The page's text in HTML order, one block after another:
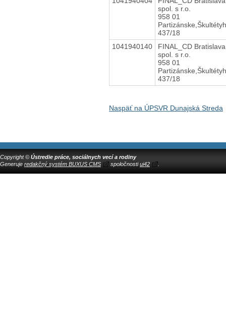
spol. s r.o.
958 01
437/18
1041940140
FINAL_CD Bratislava
spol. s r.o.
958 01
437/18
Naspäť na ÚPSVR Dunajská Streda
Copyright © Ústredie práce, sociálnych vecí a rodiny
Generuje redakčný systém BUXUS CMS spoločnostiui42